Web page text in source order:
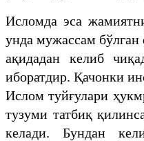
Исломда эса
унда мужассам бўлган
ақидадан келиб
иборатдир. Қачонки
Ислом туйғулари
тузуми татбиқ
келади. Бундан